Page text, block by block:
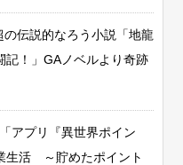
伝説的なろう小説「地龍
記！」GAノベルより奇跡
アプリ『異世界ポイン
生活 ～貯めたポイント